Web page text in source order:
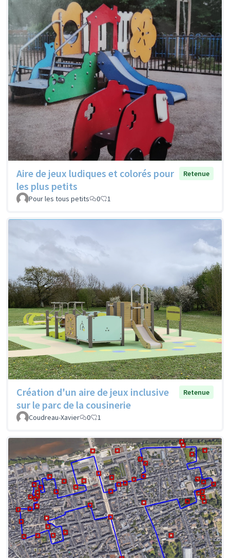
Aire de jeux ludiques et colorés pour
les plus petits
Retenue
Pour les tous petits 0 1
Création d'un aire de jeux inclusive
sur le parc de la cousinerie
Retenue
Coudreau-Xavier 0 1